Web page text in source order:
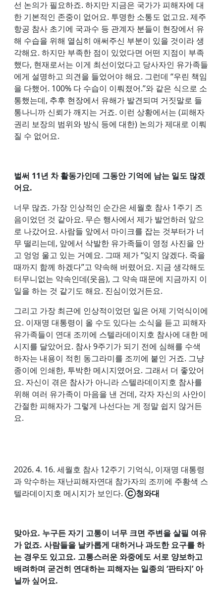
선 논의가 필요하죠. 하지만 지금은 국가가 피해자에 대
한 기본적인 존중이 없어요. 투명한 소통도 없고요. 제주
항공 참사 초기에 국과수 등 관계자 분들이 현장에서 유
해 수습을 위해 열심히 애써주신 부분이 있을 것이라 생
각해요. 하지만 부족한 점이 있었다면 어떤 지점이 부족
했다, 현재로서는 이게 최선이었다고 당사자인 유가족들
에게 설명하고 의견을 들었어야 해요. 그런데 “우린 책임
을 다했어. 100% 다 수습이 이뤄졌어.”와 같은 식으로 소
통했는데, 추후 현장에서 유해가 발견되며 거짓말로 들
통나니까 신뢰가 깨지는 거죠. 이런 상황에서는 (피해자
권리 보장의 범위와 방식 등에 대한) 논의가 제대로 이뤄
질 수 없어요.
벌써 11년 차 활동가인데 그동안 기억에 남는 일도 많겠
어요.
너무 많죠. 가장 인상적인 순간은 세월호 참사 1주기 즈
음이었던 것 같아요. 무슨 행사에서 제가 발언하러 앞으
로 나갔어요. 사람들 앞에서 마이크를 잡는 것부터가 너
무 떨리는데, 앞에서 삭발한 유가족들이 영정 사진을 안
고 엉엉 울고 있는 거예요. 그때 제가 “잊지 않겠다. 죽을
때까지 함께 하겠다”고 약속해 버렸어요. 지금 생각해도
터무니없는 약속인데(웃음), 그 약속 때문에 지금까지 이
일을 하는 것 같기도 해요. 진심이었거든요.
그리고 가장 최근에 인상적이었던 일은 어제 기억식이에
요. 이재명 대통령이 올 수도 있다는 소식을 듣고 피해자
유가족들이 연대 조끼에 스텔라데이지호 참사에 대한 메
시지를 달았어요. 참사 9주기가 되기 전에 심해를 수색
하자는 내용이 적힌 동그라미를 조끼에 붙인 거죠. 그냥
종이에 인쇄한, 투박한 메시지였어요. 그래서 더 좋았어
요. 자신이 겪은 참사가 아니라 스텔라데이지호 참사를
위해 여러 유가족이 마음을 낸 건데, 각자 자신의 사안이
간절한 피해자가 그렇게 나선다는 게 정말 쉽지 않거든
요.
2026. 4. 16. 세월호 참사 12주기 기억식, 이재명 대통령
과 악수하는 재난피해자연대 참가자의 조끼에 주황색 스
텔라데이지호 메시지가 보인다. Ⓒ청와대
맞아요. 누구든 자기 고통이 너무 크면 주변을 살필 여유
가 없죠. 사람들을 날카롭게 대하거나 과도한 요구를 하
는 경우도 있고요. 고통스러운 와중에도 서로 양보하고
배려하며 굳건히 연대하는 피해자는 일종의 ‘판타지’ 아
닐까 싶어요.